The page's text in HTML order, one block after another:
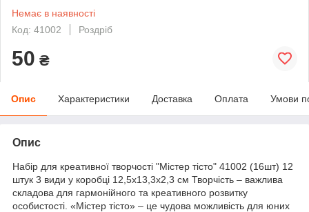
Немає в наявності
Код: 41002
Роздріб
50 ₴
Опис Характеристики Доставка Оплата Умови
Опис
Набір для креативної творчості "Містер тісто" 41002 (16шт) 12
штук 3 види у коробці 12,5х13,3х2,3 см Творчість – важлива
складова для гармонійного та креативного розвитку
особистості. «Містер тісто» – це чудова можливість для юних